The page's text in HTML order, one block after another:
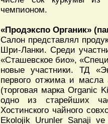
чемпионом.
«Продэкспо Органик»
Салон представлял
Шри-Ланки. Среди
«Сташевское био»,
новые участники. ТД
первого отжима и масла
(торговая марка Organic
одно из старейших
Хостинского чайного
Ekolojik Urunler Sanaji ve